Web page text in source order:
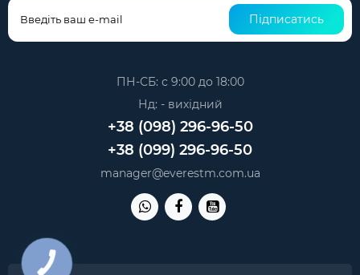
Підписатись
ПН-СБ: с 9:00 до 18:00
Нд: - вихідний
+38 (098) 296-96-50
+38 (099) 296-96-50
manager@everestm.com.ua
КНОПКА
ЗВ'ЯЗКУ